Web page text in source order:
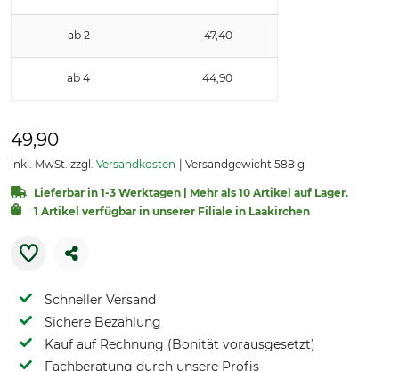
ab 2 47,40
ab 4 44,90
49,90
inkl. MwSt. zzgl. Versandkosten Versandgewicht 588 g
Lieferbar in 1-3 Werktagen | Mehr als 10 Artikel auf Lager.
1 Artikel verfügbar in unserer Filiale in Laakirchen
Schneller Versand
Sichere Bezahlung
Kauf auf Rechnung (Bonität vorausgesetzt)
Fachberatung durch unsere Profis